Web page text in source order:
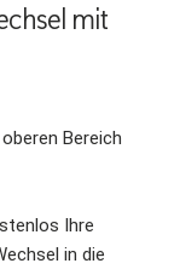
mit
Bereich
Ihre
in die